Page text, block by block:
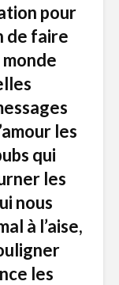
pour
de faire
les
qui
les
nous
à l’aise,
les